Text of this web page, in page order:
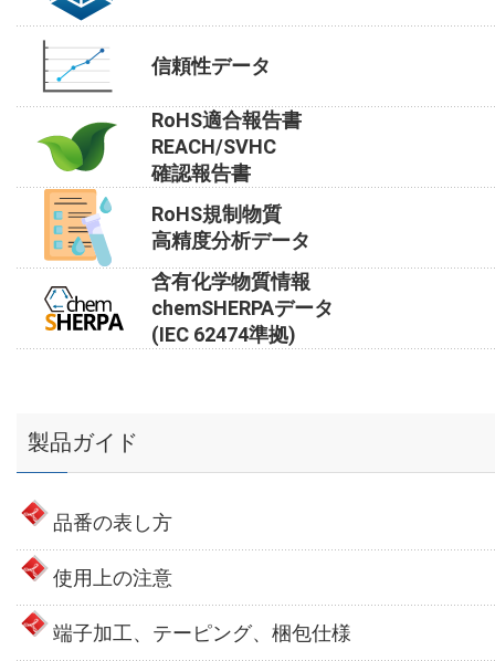
信頼性データ
RoHS適合報告書
REACH/SVHC
確認報告書
RoHS規制物質
高精度分析データ
含有化学物質情報
chemSHERPAデータ
(IEC 62474準拠)
製品ガイド
品番の表し方
使用上の注意
端子加工、テーピング、梱包仕様